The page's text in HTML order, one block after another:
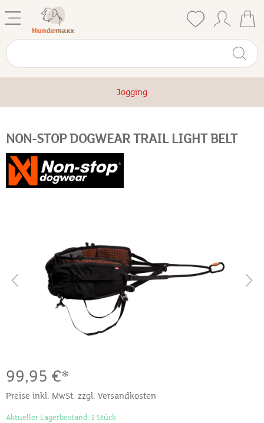
Jogging
NON-STOP DOGWEAR TRAIL LIGHT BELT
99,95 €*
Preise inkl. MwSt. zzgl. Versandkosten
Aktueller Lagerbestand: 1 Stück